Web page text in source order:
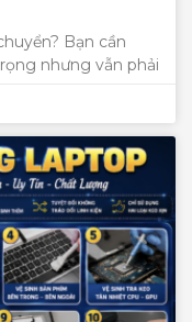
Bạn cần
nhưng vẫn phải